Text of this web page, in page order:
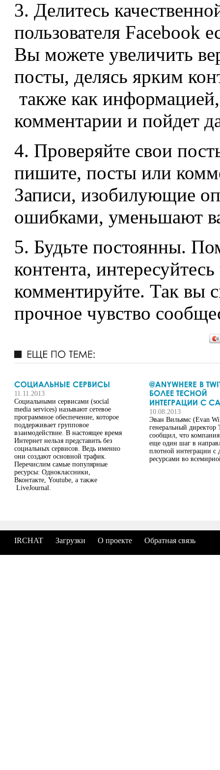
3. Делитесь
пользователя Facebook
Вы можете увеличить
посты, делясь ярким
также как
комментарии и пойдет
4. Проверяйте свои
пишите, посты или
Записи, изобилующие
ошибками, уменьшают
5. Будьте постоянны.
контента,
комментируйте. Так вы
прочное чувство
11.11.2013
Социальными сервисами (social
media services) называют сетевое
программное обеспечение, которое
поддерживает групповое
взаимодействие. В настоящее время
Интернет нельзя представить без
социальных сервисов. Ведь именно
они создают основной трафик.
Перечислим самые популярные
ресурсы: Одноклассники,
Вконтакте, Youtube, а также
LiveJournal.
10.08.2013
Эван Вильямс (Evan
генеральный директор
сообщил, что
еще один шаг в
плотной интеграции с
ресурсами во
IRCHAT Загрузки О проекте Обратная связь